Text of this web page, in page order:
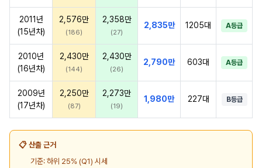
2011년
(15년차)
2,576만
(186)
2,358만
(27)
2,835만 1205대 A등급
2010년
(16년차)
2,430만
(144)
2,430만
(26)
2,790만 603대 A등급
2009년
(17년차)
2,250만
(87)
2,273만
(19)
1,980만 227대 B등급
📋 산출 근거
기준: 하위 25% (Q1) 시세